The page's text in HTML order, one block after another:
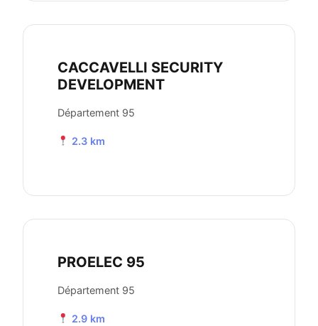
CACCAVELLI SECURITY
DEVELOPMENT
Département 95
2.3 km
PROELEC 95
Département 95
2.9 km